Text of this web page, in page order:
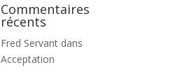
Commentaires
récents
Fred Servant dans
Acceptation